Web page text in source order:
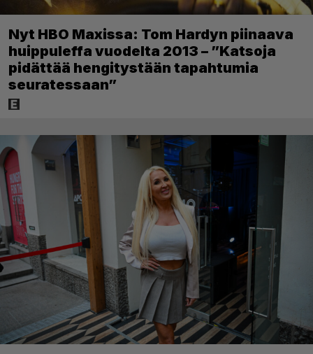
Nyt HBO Maxissa: Tom Hardyn piinaava
huippuleffa vuodelta 2013 – ”Katsoja
pidättää hengitystään tapahtumia
seuratessaan”